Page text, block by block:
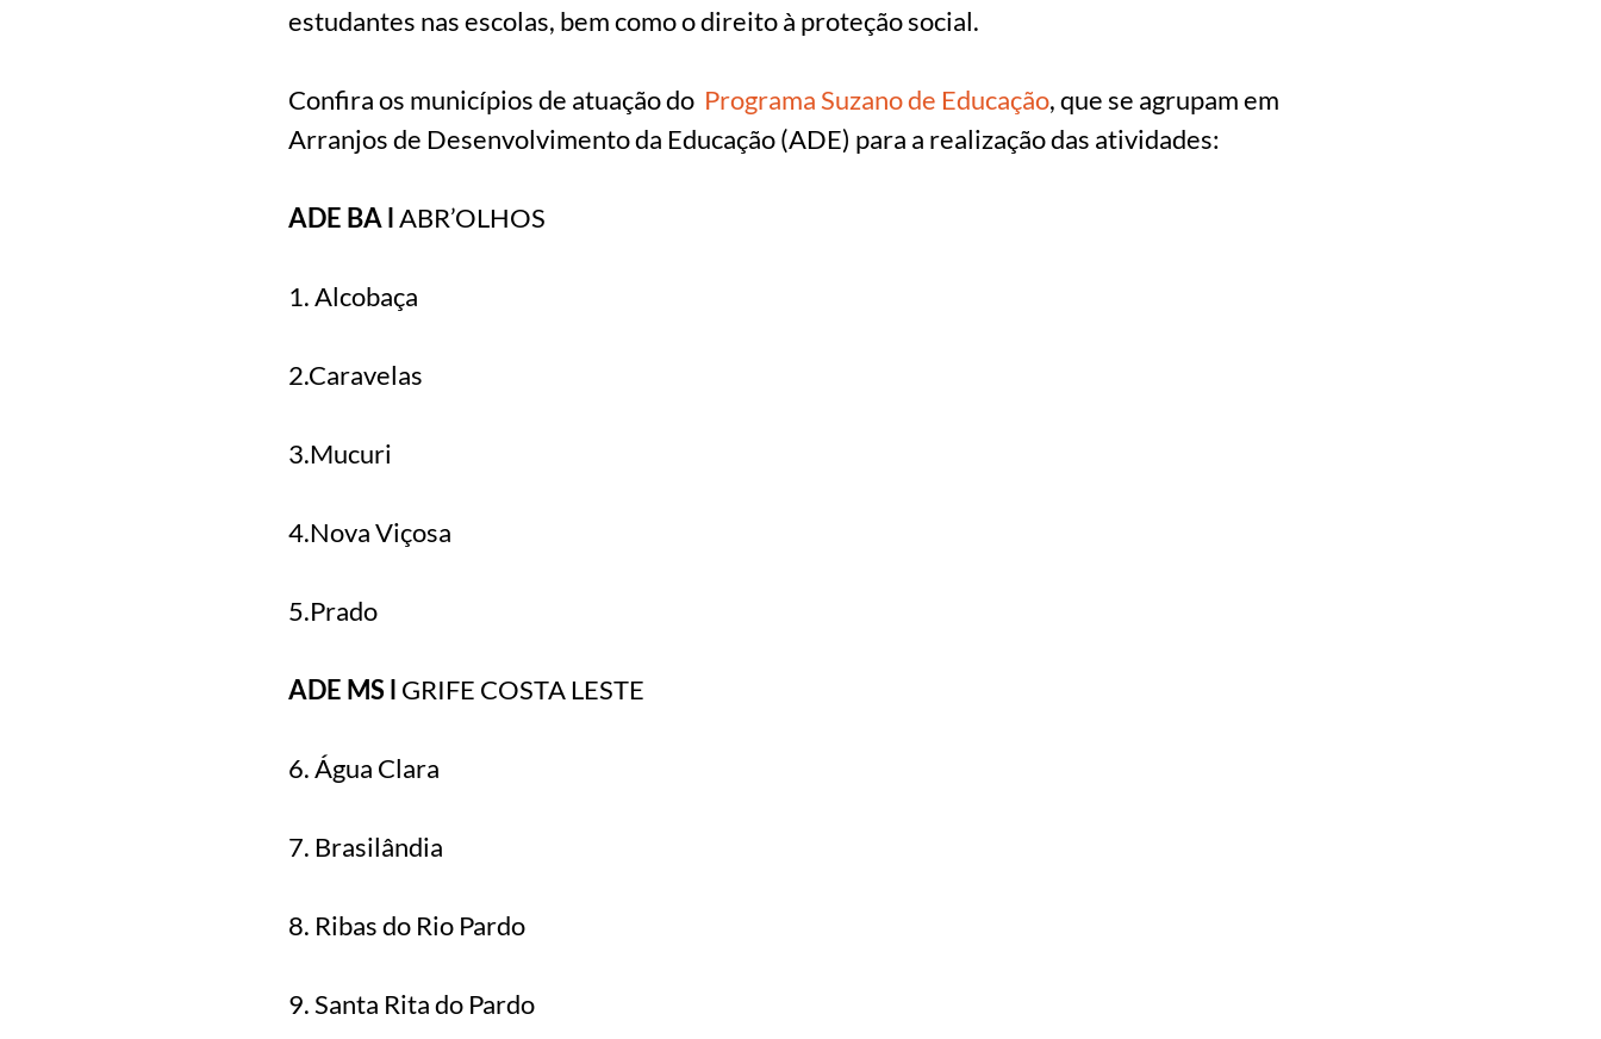
estudantes nas escolas, bem como o direito à proteção social.
Confira os municípios de atuação do Programa Suzano de Educação, que se agrupam em
Arranjos de Desenvolvimento da Educação (ADE) para a realização das atividades:
ADE BA lABR’OLHOS
1. Alcobaça
2.Caravelas
3.Mucuri
4.Nova Viçosa
5.Prado
ADE MS l GRIFE COSTA LESTE
6. Água Clara
7. Brasilândia
8. Ribas do Rio Pardo
9. Santa Rita do Pardo